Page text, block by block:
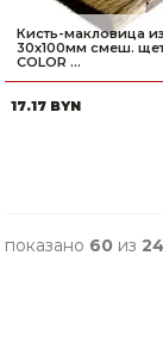
Кисть-макловица
30х100мм смеш.
COLOR ...
17.17 BYN
показано 60 из